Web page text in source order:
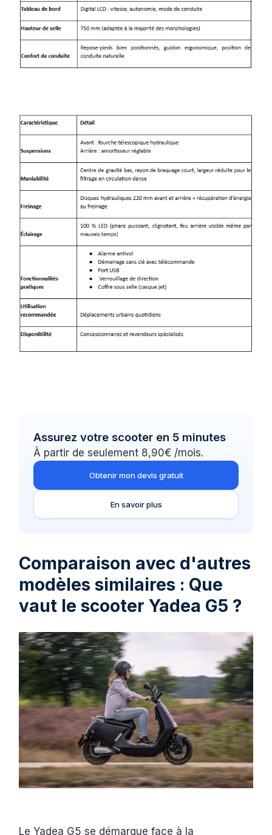
Assurez votre scooter en 5 minutes
À partir de seulement 8,90€ /mois.
Obtenir mon devis gratuit
En savoir plus
Comparaison avec d'autres
modèles similaires : Que
vaut le scooter Yadea G5 ?
Le Yadea G5 se démarque face à la